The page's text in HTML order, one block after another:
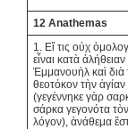
12 Anathemas
1. Εἴ τις οὐχ
εἶναι κατὰ
Ἐμμανουὴλ καὶ διὰ
θεοτόκον τὴν
(γεγέννηκε γὰρ
σάρκα γεγονότα
λόγον), ἀνάθεμα